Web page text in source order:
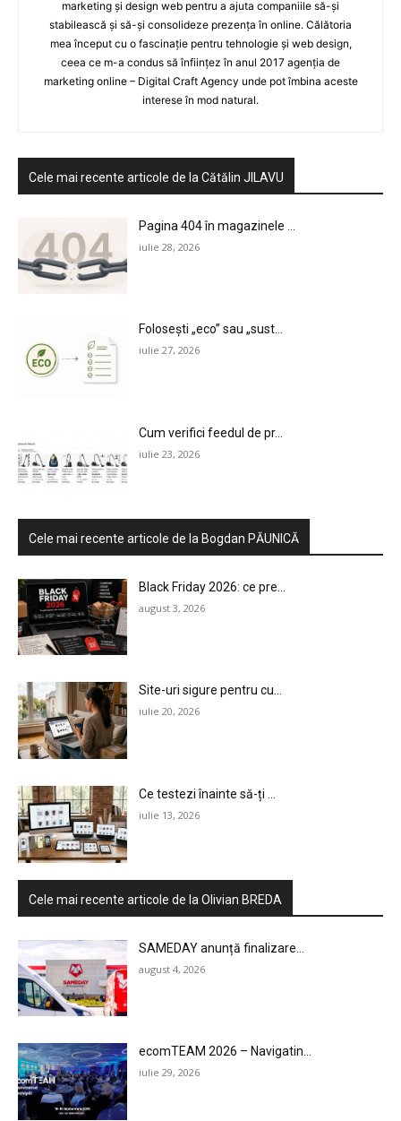
marketing și design web pentru a ajuta companiile să-și
stabilească și să-și consolideze prezența în online. Călătoria
mea început cu o fascinație pentru tehnologie și web design,
ceea ce m-a condus să înființez în anul 2017 agenția de
marketing online – Digital Craft Agency unde pot îmbina aceste
interese în mod natural.
Cele mai recente articole de la Cătălin JILAVU
Pagina 404 în magazinele ...
iulie 28, 2026
Folosești „eco” sau „sust...
iulie 27, 2026
Cum verifici feedul de pr...
iulie 23, 2026
Cele mai recente articole de la Bogdan PĂUNICĂ
Black Friday 2026: ce pre...
august 3, 2026
Site-uri sigure pentru cu...
iulie 20, 2026
Ce testezi înainte să-ți ...
iulie 13, 2026
Cele mai recente articole de la Olivian BREDA
SAMEDAY anunță finalizare...
august 4, 2026
ecomTEAM 2026 – Navigatin...
iulie 29, 2026